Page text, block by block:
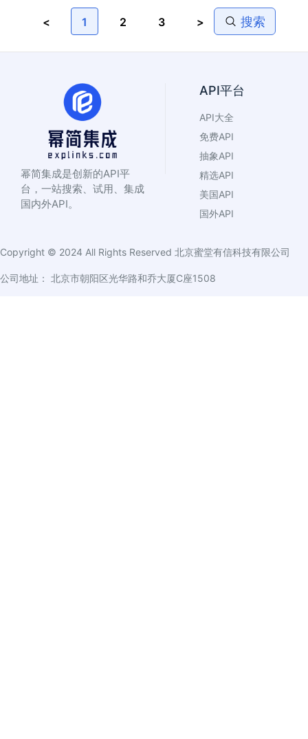
< 1 2 3 > 搜索
幂简集成是创新的API平
台，一站搜索、试用、集成
国内外API。
API平台
API大全
免费API
抽象API
精选API
美国API
国外API
Copyright © 2024 All Rights Reserved 北京蜜堂有信科技有限公司
公司地址： 北京市朝阳区光华路和乔大厦C座1508